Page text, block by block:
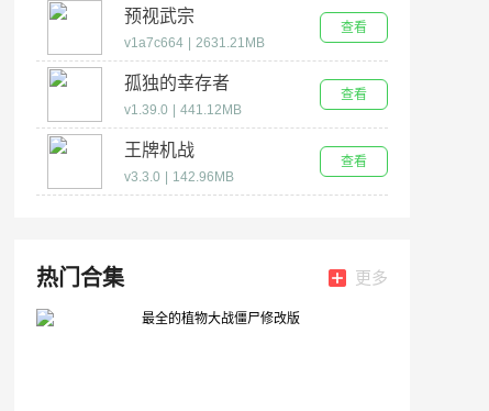
预视武宗
v1a7c664 2631.21MB
查看
孤独的幸存者
v1.39.0 441.12MB
查看
王牌机战
v3.3.0 142.96MB
查看
热门合集 更多